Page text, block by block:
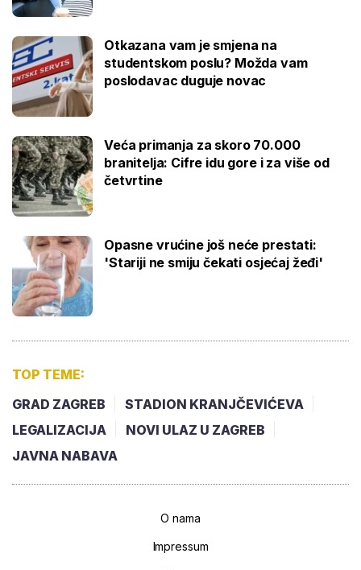
Otkazana vam je smjena na
studentskom poslu? Možda vam
poslodavac duguje novac
Veća primanja za skoro 70.000
branitelja: Cifre idu gore i za više od
četvrtine
Opasne vrućine još neće prestati:
'Stariji ne smiju čekati osjećaj žeđi'
TOP TEME:
GRAD ZAGREB
STADION KRANJČEVIĆEVA
LEGALIZACIJA
NOVI ULAZ U ZAGREB
JAVNA NABAVA
O nama
Impressum